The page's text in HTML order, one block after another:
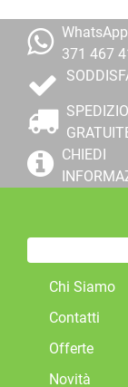
WhatsApp
371 467
CHIEDI
Chi Siamo
Contatti
Offerte
Novità